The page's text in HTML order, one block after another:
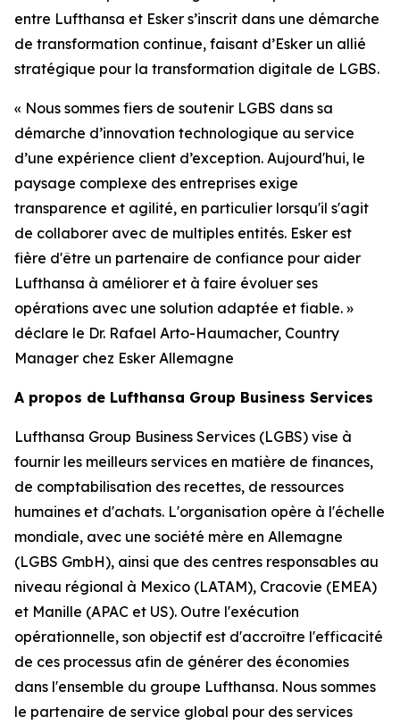
entre Lufthansa et Esker s’inscrit dans une démarche
de transformation continue, faisant d’Esker un allié
stratégique pour la transformation digitale de LGBS.
« Nous sommes fiers de soutenir LGBS dans sa
démarche d’innovation technologique au service
d’une expérience client d’exception. Aujourd'hui, le
paysage complexe des entreprises exige
transparence et agilité, en particulier lorsqu'il s'agit
de collaborer avec de multiples entités. Esker est
fière d'être un partenaire de confiance pour aider
Lufthansa à améliorer et à faire évoluer ses
opérations avec une solution adaptée et fiable. »
déclare le Dr. Rafael Arto-Haumacher, Country
Manager chez Esker Allemagne
A propos de Lufthansa Group Business Services
Lufthansa Group Business Services (LGBS) vise à
fournir les meilleurs services en matière de finances,
de comptabilisation des recettes, de ressources
humaines et d'achats. L'organisation opère à l'échelle
mondiale, avec une société mère en Allemagne
(LGBS GmbH), ainsi que des centres responsables au
niveau régional à Mexico (LATAM), Cracovie (EMEA)
et Manille (APAC et US). Outre l'exécution
opérationnelle, son objectif est d'accroître l'efficacité
de ces processus afin de générer des économies
dans l'ensemble du groupe Lufthansa. Nous sommes
le partenaire de service global pour des services